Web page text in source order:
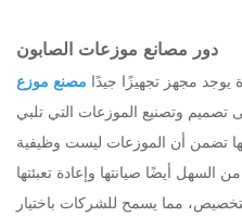
دور مصانع موزعات الصابون
مجهز تجهيزًا جيدًا مصنع موزع
تصميم وتصنيع الموزعات التي تلبي
تضمن أن الموزعات ليست وظيفية
مما يسمح للشركات باختيار